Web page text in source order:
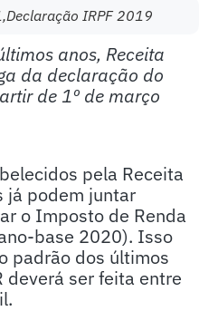
IRPF 2019
anos, Receita
da declaração do
de 1º de março
pela Receita
já podem juntar
o Imposto de Renda
base 2020). Isso
padrão dos últimos
deverá ser feita entre